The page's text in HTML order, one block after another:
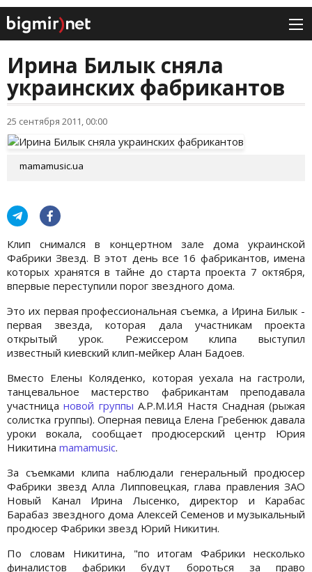
Ирина Билык сняла
украинских фабрикантов
25 сентября 2011, 00:00
mamamusic.ua
Клип снимался в концертном зале дома украинской
Фабрики Звезд. В этот день все 16 фабрикантов, имена
которых хранятся в тайне до старта проекта 7 октября,
впервые переступили порог звездного дома.
Это их первая профессиональная съемка, а Ирина Билык -
первая звезда, которая дала участникам проекта
открытый урок. Режиссером клипа выступил
известный киевский клип-мейкер Алан Бадоев.
Вместо Елены Коляденко, которая уехала на гастроли,
танцевальное мастерство фабрикантам преподавала
участницановой группыА.Р.М.И.Я Настя Снадная (рыжая
солистка группы). Оперная певица Елена Гребенюк давала
уроки вокала, сообщает продюсерский центр Юрия
Никитина mamamusic.
За съемками клипа наблюдали генеральный продюсер
Фабрики звезд Алла Липповецкая, глава правления ЗАО
Новый Канал Ирина Лысенко, директор и Карабас
Барабаз звездного дома Алексей Семенов и музыкальный
продюсер Фабрики звезд Юрий Никитин.
По словам Никитина, "по итогам Фабрики несколько
финалистов фабрики будут бороться за право